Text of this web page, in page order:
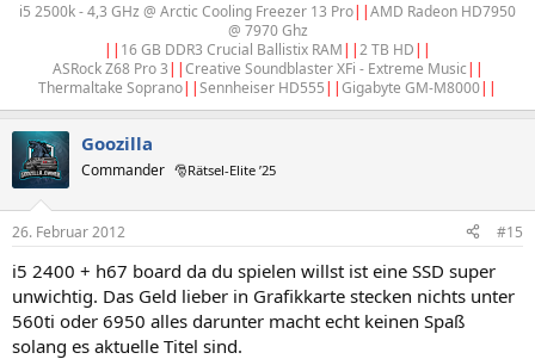
i5 2500k - 4,3 GHz @ Arctic Cooling Freezer 13 Pro||AMD Radeon HD7950
@ 7970 Ghz
|| 16 GB DDR3 Crucial Ballistix RAM||2 TB HD||
ASRock Z68 Pro 3||Creative Soundblaster XFi - Extreme Music||
Thermaltake Soprano||Sennheiser HD555||Gigabyte GM-M8000||
Goozilla
Commander 🎅Rätsel-Elite ’25
26. Februar 2012 #15
i5 2400 + h67 board da du spielen willst ist eine SSD super
unwichtig. Das Geld lieber in Grafikkarte stecken nichts unter
560ti oder 6950 alles darunter macht echt keinen Spaß
solang es aktuelle Titel sind.